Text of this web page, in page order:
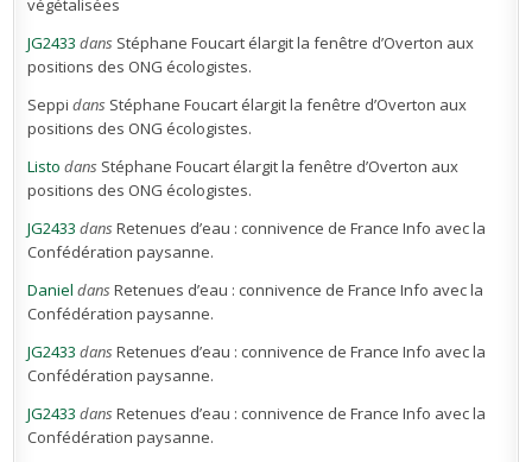
végétalisées
JG2433 dans Stéphane Foucart élargit la fenêtre d’Overton aux
positions des ONG écologistes.
Seppi dans Stéphane Foucart élargit la fenêtre d’Overton aux
positions des ONG écologistes.
Listo dans Stéphane Foucart élargit la fenêtre d’Overton aux
positions des ONG écologistes.
JG2433 dansRetenues d’eau : connivence de France Info avec la
Confédération paysanne.
Daniel dansRetenues d’eau : connivence de France Info avec la
Confédération paysanne.
JG2433 dansRetenues d’eau : connivence de France Info avec la
Confédération paysanne.
JG2433 dansRetenues d’eau : connivence de France Info avec la
Confédération paysanne.